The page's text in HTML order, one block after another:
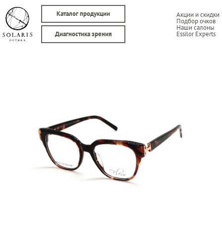
Каталог продукции Акции и скидки
Подбор очков
Наши салоны
Essilor Experts
Диагностика зрения